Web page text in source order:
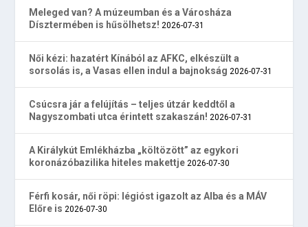
Meleged van? A múzeumban és a Városháza
Dísztermében is hűsölhetsz! 2026-07-31
Női kézi: hazatért Kínából az AFKC, elkészült a
sorsolás is, a Vasas ellen indul a bajnokság 2026-07-31
Csúcsra jár a felújítás – teljes útzár keddtől a
Nagyszombati utca érintett szakaszán! 2026-07-31
A Királykút Emlékházba „költözött” az egykori
koronázóbazilika hiteles makettje 2026-07-30
Férfi kosár, női röpi: légióst igazolt az Alba és a MÁV
Előre is 2026-07-30